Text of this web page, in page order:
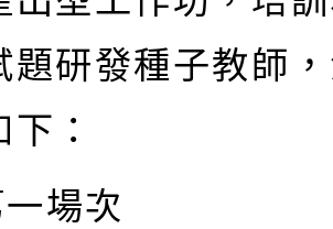
題研發種子教師
：
場次